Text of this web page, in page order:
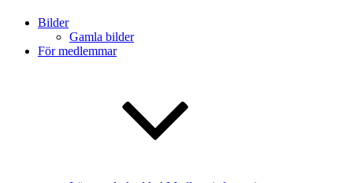
Bilder
Gamla bilder
För medlemmar